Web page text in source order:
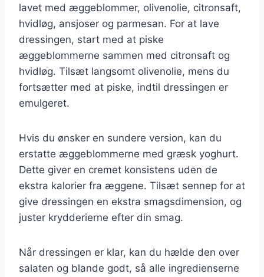
lavet med æggeblommer, olivenolie, citronsaft,
hvidløg, ansjoser og parmesan. For at lave
dressingen, start med at piske
æggeblommerne sammen med citronsaft og
hvidløg. Tilsæt langsomt olivenolie, mens du
fortsætter med at piske, indtil dressingen er
emulgeret.
Hvis du ønsker en sundere version, kan du
erstatte æggeblommerne med græsk yoghurt.
Dette giver en cremet konsistens uden de
ekstra kalorier fra æggene. Tilsæt sennep for at
give dressingen en ekstra smagsdimension, og
juster krydderierne efter din smag.
Når dressingen er klar, kan du hælde den over
salaten og blande godt, så alle ingredienserne